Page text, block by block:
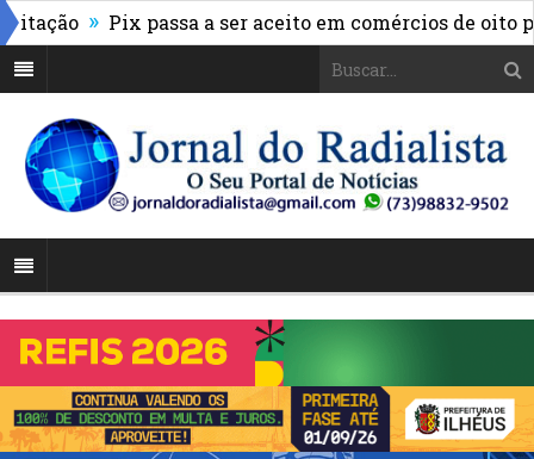
» Pix passa a ser aceito em comércios de oito